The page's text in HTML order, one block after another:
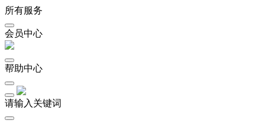
所有服务
会员中心
帮助中心
请输入关键词